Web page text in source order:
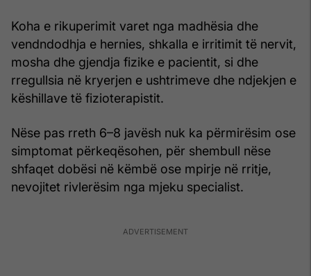
Koha e rikuperimit varet nga madhësia dhe
vendndodhja e hernies, shkalla e irritimit të nervit,
mosha dhe gjendja fizike e pacientit, si dhe
rregullsia në kryerjen e ushtrimeve dhe ndjekjen e
këshillave të fizioterapistit.
Nëse pas rreth 6–8 javësh nuk ka përmirësim ose
simptomat përkeqësohen, për shembull nëse
shfaqet dobësi në këmbë ose mpirje në rritje,
nevojitet rivlerësim nga mjeku specialist.